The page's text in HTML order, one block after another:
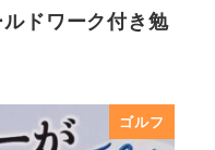
ドワーク付き勉
ゴルフ